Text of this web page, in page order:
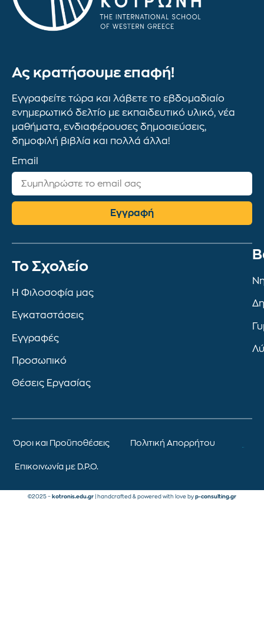
Ας κρατήσουμε επαφή!
Εγγραφείτε τώρα και λάβετε το εβδομαδιαίο
ενημερωτικό δελτίο με εκπαιδευτικό υλικό, νέα
μαθήματα, ενδιαφέρουσες δημοσιεύσεις,
δημοφιλή βιβλία και πολλά άλλα!
Email
Εγγραφή
To Σχολείο
Η Φιλοσοφία μας
Εγκαταστάσεις
Εγγραφές
Προσωπικό
Θέσεις Εργασίας
Όροι και Προϋποθέσεις Πολιτική Απορρήτου
Επικοινωνία με D.P.O.
©2025 – kotronis.edu.gr | handcrafted & powered with love by p-consulting.gr